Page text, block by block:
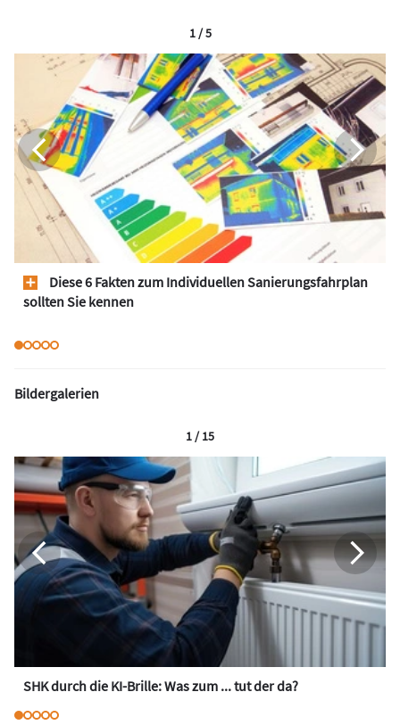
Diese 6 Fakten zum Individuellen Sanierungsfahrplan
sollten Sie kennen
1 / 5
Bildergalerien
SHK durch die KI-Brille: Was zum ... tut der da?
1 / 15